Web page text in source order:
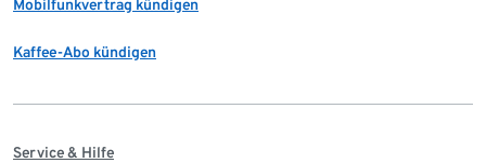
Mobilfunkvertrag kündigen
Kaffee-Abo kündigen
Service & Hilfe